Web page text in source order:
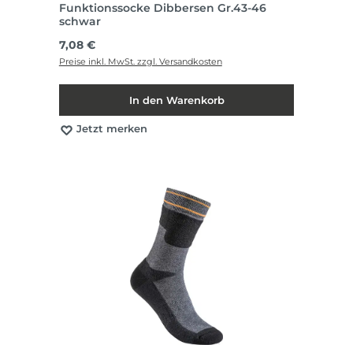
Funktionssocke Dibbersen Gr.43-46
schwar
Regulärer Preis:
7,08 €
Preise inkl. MwSt. zzgl. Versandkosten
In den Warenkorb
Jetzt merken